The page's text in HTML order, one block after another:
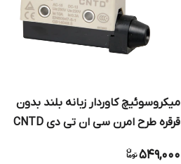
میکروسوئیچ کاوردار زبانه بلند بدون
قرقره طرح امرن سی ان تی دی CNTD
549,000